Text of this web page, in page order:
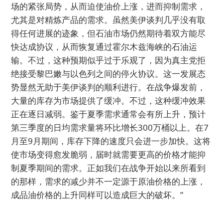
场的紧张局势，从而迫使油价上涨，进而抑制需求，
尤其是对精炼产品的需求。虽然美伊谈判几乎没有取
得任何进展的迹象，但石油市场仍然期待着双方能尽
快达成协议，从而恢复通过霍尔木兹海峡的石油运
输。不过，这种预期似乎过于乐观了，因为真主党拒
绝接受黎巴嫩与以色列之间的停火协议。这一发展态
势显然无助于美伊谈判的顺利进行。在战争爆发前，
大量的库存为市场提供了缓冲。不过，这种缓冲效果
正在逐日减弱。鉴于夏季需求通常会有所上升，预计
第三季度的日均需求量将环比增长300万桶以上。在7
月至9月期间，库存下降的速度只会进一步加快。这将
使市场变得愈发脆弱，届时就需要更高的价格才能抑
制夏季期间的需求。正如我们在战争开始以来所看到
的那样，需求的减少并不一定源于原油价格的上涨，
成品油价格的上升同样可以造成巨大的破坏。”